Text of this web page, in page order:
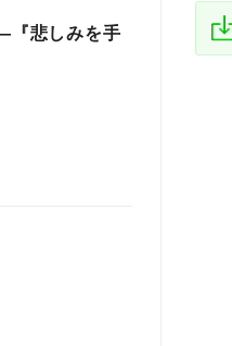
『悲しみを手